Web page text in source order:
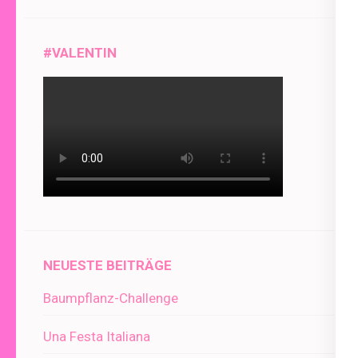
#VALENTIN
NEUESTE BEITRÄGE
Baumpflanz-Challenge
Una Festa Italiana